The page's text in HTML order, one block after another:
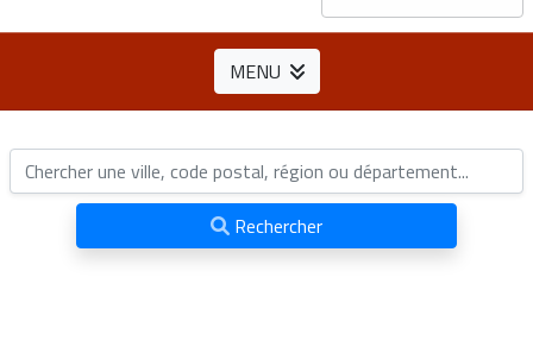
MENU
Rechercher